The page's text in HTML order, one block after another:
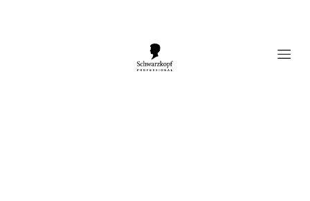
Mobile navigation